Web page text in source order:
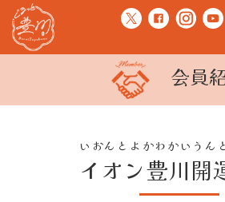
会員
イオン豊川開
いおんとよかわかいうん